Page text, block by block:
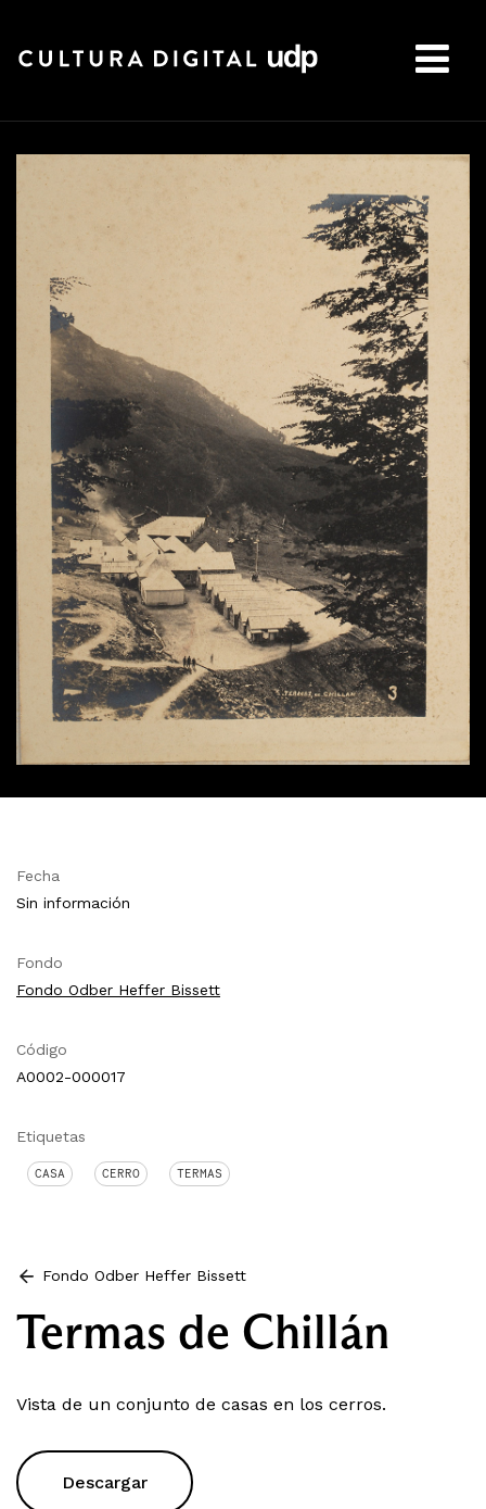
Fecha
Sin información
Fondo
Fondo Odber Heffer Bissett
Código
A0002-000017
Etiquetas
CASA CERRO TERMAS
Fondo Odber Heffer Bissett
Termas de Chillán
Vista de un conjunto de casas en los cerros.
Descargar